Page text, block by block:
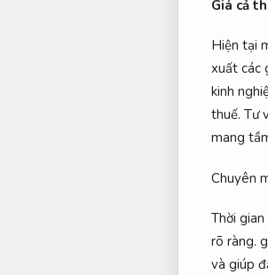
Giá cả
Hiện tại
xuất các
kinh
thuế.Tư
mang
Chuyên
Thời
rõ ràng.
và giúp